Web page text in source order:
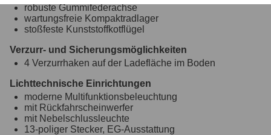
robuste Gummifederachse
wartungsfreie Kompaktradlager
stoßfeste Kunststoffkotflügel
Verzurr- und Sicherungsmöglichkeiten
4 Verzurrhaken auf der Ladefläche im Boden
Lichttechnische Einrichtungen
moderne Multifunktionsbeleuchtung
mit Rückfahrscheinwerfer
mit Nebelschlussleuchte
13-poliger Stecker, EG-Ausstattung